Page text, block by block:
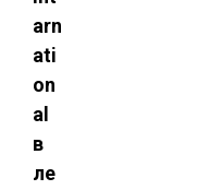
arn
ati
on
al
в
ле